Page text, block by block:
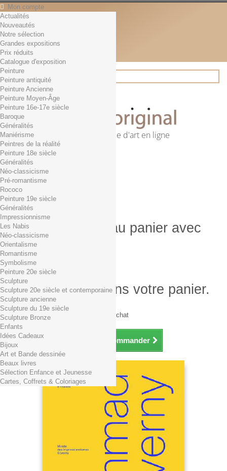
Mon compte
Contact
Français
English
Français
Actualités
Rechercher
Première librairie d'art en ligne
Panier (vide)
Aucun produit
0,01€ dès 29€ d'achat
0,00 € Total
Commander
Produit ajouté au panier avec
succès
Quantité
Total
Il y a 1 produit dans votre panier.
Total produits TTC
Frais de port TTC
0,01€ dès 29€ d'achat
Total TTC
Continuer mes achats Commander
Actualités
Nouveautés
Notre sélection
Grandes expositions
Prix réduits
Catalogue d'exposition
Peinture
Peinture antiquité
Peinture Ancienne
Peinture Moyen-Âge
Peinture 16e-17e siècle
Baroque
Généralités
Maniérisme
Peintres de la réalité
Peinture 18e siècle
Généralités
Néo-classicisme
Pré-romantisme
Rococo
Peinture 19e siècle
Généralités
Impressionnisme
Les Nabis
Néo-classicisme
Orientalisme
Romantisme
Symbolisme
Peinture 20e siècle
Sculpture
Sculpture 20e siècle et contemporaine
Sculpture ancienne
Sculpture du 19e siècle
Sculpture Bronze
Enfants
Idées Cadeaux
Bijoux
Art et Bande dessinée
Beaux livres
Sélection Enfance et Jeunesse
Cartes, Coffrets & Coloriages